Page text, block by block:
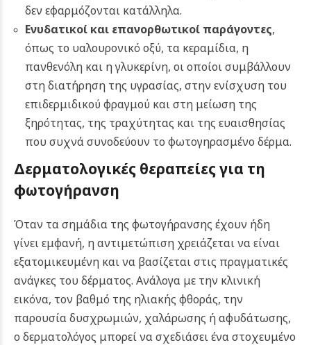
δεν εφαρμόζονται κατάλληλα.
Ενυδατικοί και επανορθωτικοί παράγοντες,
όπως το υαλουρονικό οξύ, τα κεραμίδια, η
πανθενόλη και η γλυκερίνη, οι οποίοι συμβάλλουν
στη διατήρηση της υγρασίας, στην ενίσχυση του
επιδερμιδικού φραγμού και στη μείωση της
ξηρότητας, της τραχύτητας και της ευαισθησίας
που συχνά συνοδεύουν το φωτογηρασμένο δέρμα.
Δερματολογικές θεραπείες για τη
φωτογήρανση
Όταν τα σημάδια της φωτογήρανσης έχουν ήδη
γίνει εμφανή, η αντιμετώπιση χρειάζεται να είναι
εξατομικευμένη και να βασίζεται στις πραγματικές
ανάγκες του δέρματος. Ανάλογα με την κλινική
εικόνα, τον βαθμό της ηλιακής φθοράς, την
παρουσία δυσχρωμιών, χαλάρωσης ή αφυδάτωσης,
ο δερματολόγος μπορεί να σχεδιάσει ένα στοχευμένο